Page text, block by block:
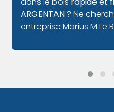
avec sérénité car
spécialistes reconnus
et notre sérieux. Votre